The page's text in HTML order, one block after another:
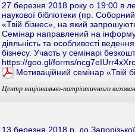
27 березня 2018 року о 19:00 в
наукової бібліотеки (пр.
«Твій бізнес», на який
Семінар направлений на
діяльність та особливості
бізнесу. Участь у семінарі
https://goo.gl/forms/
Мотиваційний семінар «Твій
Центр національно-патріотичного
13 березня 2018 p. до